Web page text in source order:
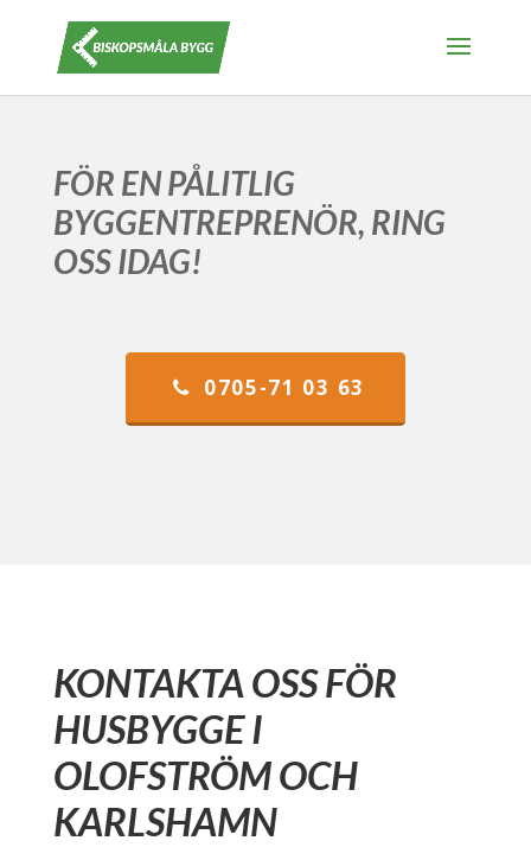
FÖR EN PÅLITLIG
BYGGENTREPRENÖR, RING
OSS IDAG!
0705-71 03 63
KONTAKTA OSS FÖR
HUSBYGGE I
OLOFSTRÖM OCH
KARLSHAMN